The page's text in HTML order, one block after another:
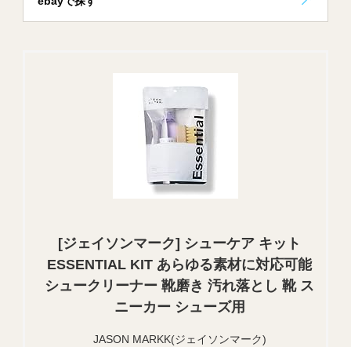
[ジェイソンマーク] シューケア キット
ESSENTIAL KIT あらゆる素材に対応可能
シュークリーナー 靴磨き 汚れ落とし 靴 ス
ニーカー シューズ用
JASON MARKK(ジェイソンマーク)